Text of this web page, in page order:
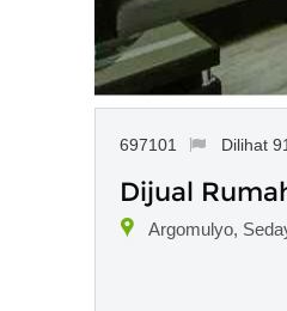
697101 Dilihat 91
Dijual
Argomulyo,